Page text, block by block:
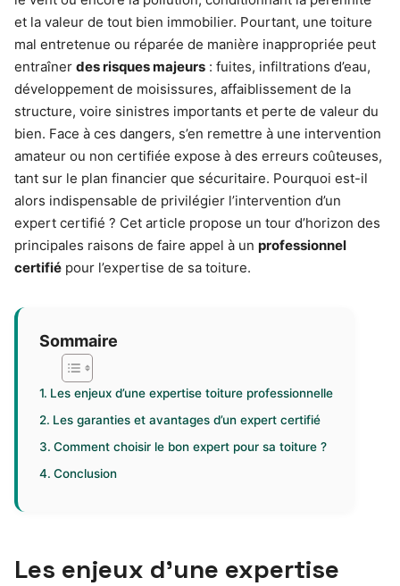
et la valeur de tout bien immobilier. Pourtant, une toiture
mal entretenue ou réparée de manière inappropriée peut
entraîner des risques majeurs : fuites, infiltrations d’eau,
développement de moisissures, affaiblissement de la
structure, voire sinistres importants et perte de valeur du
bien. Face à ces dangers, s’en remettre à une intervention
amateur ou non certifiée expose à des erreurs coûteuses,
tant sur le plan financier que sécuritaire. Pourquoi est-il
alors indispensable de privilégier l’intervention d’un
expert certifié ? Cet article propose un tour d’horizon des
principales raisons de faire appel à un professionnel
certifié pour l’expertise de sa toiture.
Sommaire
Les enjeux d’une expertise toiture professionnelle
Les garanties et avantages d’un expert certifié
Comment choisir le bon expert pour sa toiture ?
Conclusion
Les enjeux d’une expertise